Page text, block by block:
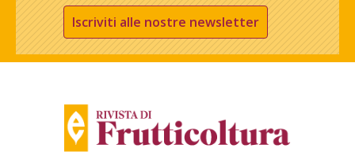
Iscriviti alle nostre newsletter